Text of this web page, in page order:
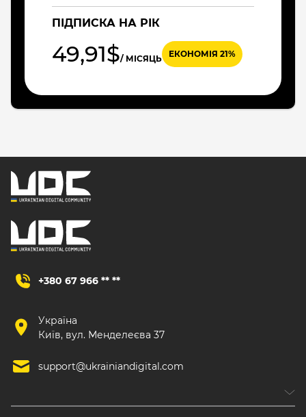
ПІДПИСКА НА РІК
49,91$/ МІСЯЦЬ ЕКОНОМІЯ 21%
+380 67 966 ** **
Україна
Київ, вул. Менделеєва 37
support@ukrainiandigital.com